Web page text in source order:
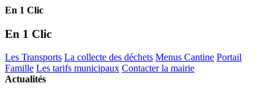
En 1 Clic
En 1 Clic
Les Transports La collecte des déchets Menus Cantine Portail
Famille Les tarifs municipaux Contacter la mairie
Actualités